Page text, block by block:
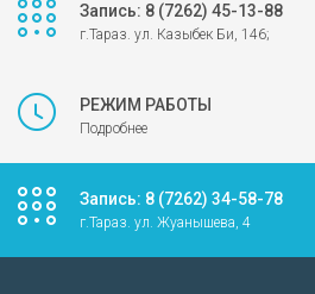
Запись: 8 (7262) 45-13-88
г.Тараз. ул. Казыбек Би, 146;
РЕЖИМ РАБОТЫ
Подробнее
Запись: 8 (7262) 34-58-78
г.Тараз. ул. Жуанышева, 4